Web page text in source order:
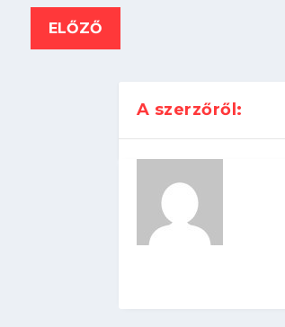
ELŐZŐ
A szerzőről: